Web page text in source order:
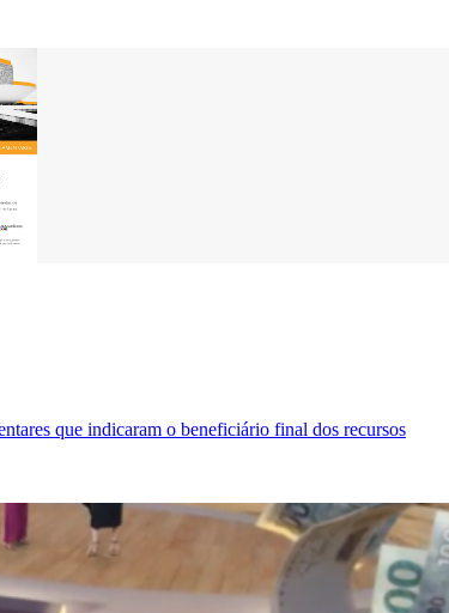
que indicaram o beneficiário final dos recursos